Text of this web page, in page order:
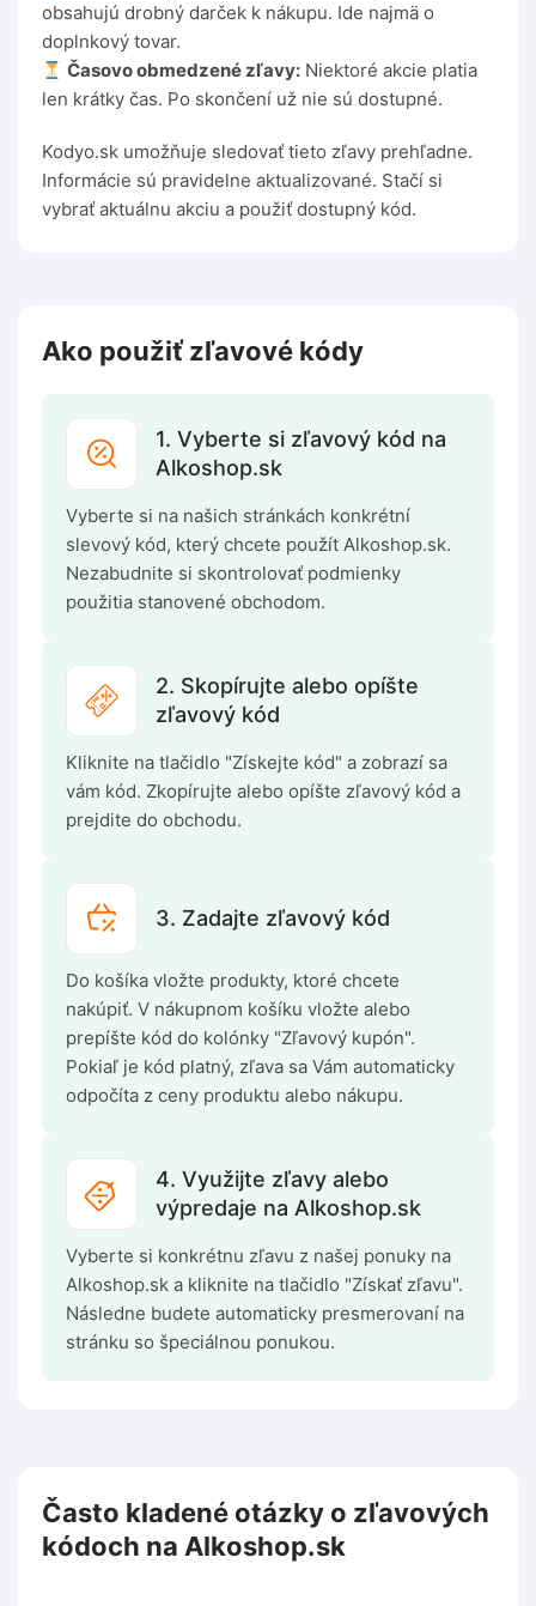
obsahujú drobný darček k nákupu. Ide najmä o
doplnkový tovar.
Časovo obmedzené zľavy: Niektoré akcie platia
len krátky čas. Po skončení už nie sú dostupné.
Kodyo.sk umožňuje sledovať tieto zľavy prehľadne.
Informácie sú pravidelne aktualizované. Stačí si
vybrať aktuálnu akciu a použiť dostupný kód.
Ako použiť zľavové kódy
1. Vyberte si zľavový kód na
Alkoshop.sk
Vyberte si na našich stránkách konkrétní
slevový kód, který chcete použít Alkoshop.sk.
Nezabudnite si skontrolovať podmienky
použitia stanovené obchodom.
2. Skopírujte alebo opíšte
zľavový kód
Kliknite na tlačidlo "Získejte kód" a zobrazí sa
vám kód. Zkopírujte alebo opíšte zľavový kód a
prejdite do obchodu.
3. Zadajte zľavový kód
Do košíka vložte produkty, ktoré chcete
nakúpiť. V nákupnom košíku vložte alebo
prepíšte kód do kolónky "Zľavový kupón".
Pokiaľ je kód platný, zľava sa Vám automaticky
odpočíta z ceny produktu alebo nákupu.
4. Využijte zľavy alebo
výpredaje na Alkoshop.sk
Vyberte si konkrétnu zľavu z našej ponuky na
Alkoshop.sk a kliknite na tlačidlo "Získať zľavu".
Následne budete automaticky presmerovaní na
stránku so špeciálnou ponukou.
Často kladené otázky o zľavových
kódoch na Alkoshop.sk